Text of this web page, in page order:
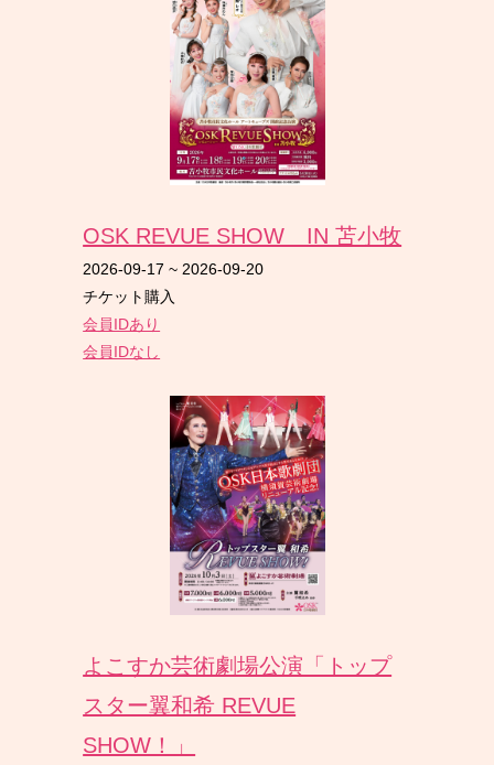
OSK REVUE SHOW IN 苫小牧
2026-09-17 ~ 2026-09-20
チケット購入
会員IDあり
会員IDなし
よこすか芸術劇場公演「トップ
スター翼和希 REVUE
SHOW！」